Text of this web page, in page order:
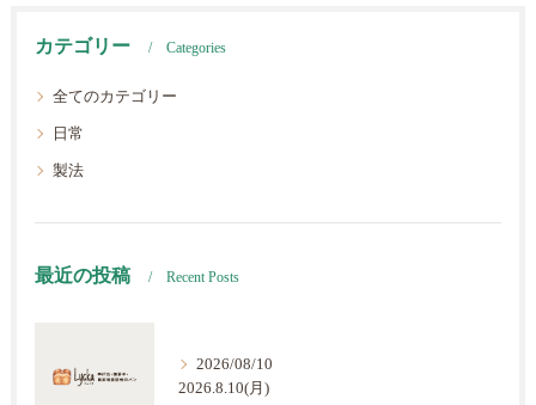
カテゴリー Categories
全てのカテゴリー
日常
製法
最近の投稿 Recent Posts
2026/08/10
2026.8.10(月)